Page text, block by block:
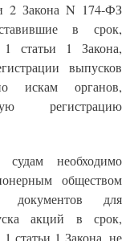
2 Закона N 174-ФЗ
в срок,
статьи 1 Закона,
выпусков
искам органов,
регистрацию
необходимо
обществом
документов для
акций в срок,